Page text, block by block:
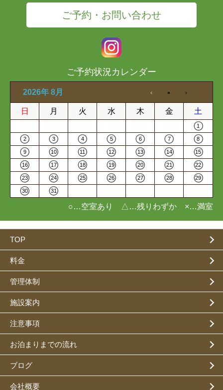
ご予約・お問い合わせ
ご予約状況カレンダー
2026年 8月
日 月 火 水 木 金 土
1
2 3 4 5 6 7 8
9 10 11 12 13 14 15
16 17 18 19 20 21 22
23 24 25 26 27 28 29
30 31
○…空室あり △…残りわずか ×…満室
TOP
料金
管理体制
施設案内
注意事項
お泊まりまでの流れ
ブログ
会社概要